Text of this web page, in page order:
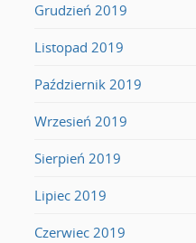
Grudzień 2019
Listopad 2019
Październik 2019
Wrzesień 2019
Sierpień 2019
Lipiec 2019
Czerwiec 2019